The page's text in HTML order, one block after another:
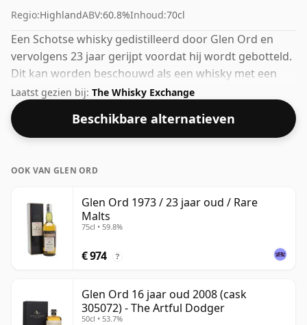
Regio:HighlandABV:60.8%Inhoud:70cl
Een Schotse whisky gedistilleerd door Glen Ord en
vervolgens 23 jaar gerijpt voordat hij wordt gebotteld.
Dit kan worden beschouwd als een whisky met een
hogere sterkte, met een ABV van 60,8%. Wordt
geleverd in de reguliere bottelgrootte van 70cl.
Laatst gezien bij: The Whisky Exchange
Beschikbare alternatieven
OOK VAN GLEN ORD
Glen Ord 1973 / 23 jaar oud / Rare
Malts
75cl • 59.8%
€ 974 ?
Glen Ord 16 jaar oud 2008 (cask
305072) - The Artful Dodger
50cl • 53.7%